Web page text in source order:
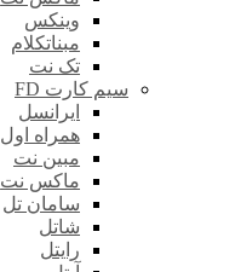
وینکس
مبناتکلام
تک نت
سیم کارت FD
ایرانسل
همراه اول
مبین نت
ماکس نت
سامان تل
شاتل
رایتل